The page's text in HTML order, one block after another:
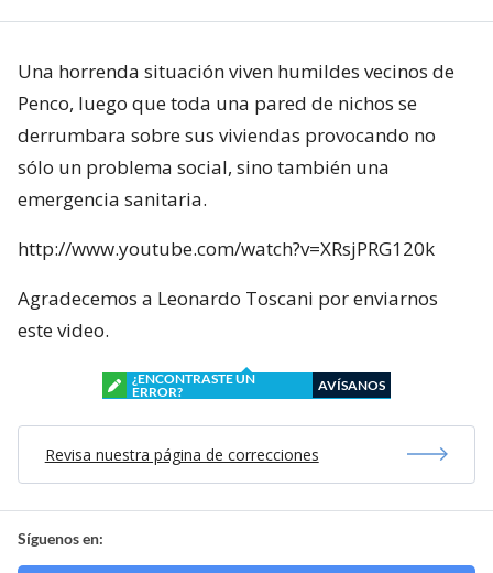
Una horrenda situación viven humildes vecinos de
Penco, luego que toda una pared de nichos se
derrumbara sobre sus viviendas provocando no
sólo un problema social, sino también una
emergencia sanitaria.
http://www.youtube.com/watch?v=XRsjPRG120k
Agradecemos a Leonardo Toscani por enviarnos
este video.
¿ENCONTRASTE UN
ERROR?
AVÍSANOS
Revisa nuestra página de correcciones
Síguenos en: